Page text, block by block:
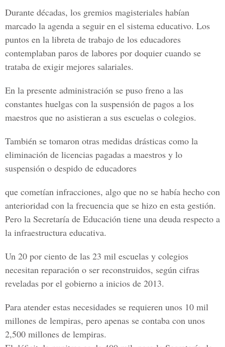
Durante décadas, los gremios magisteriales habían
marcado la agenda a seguir en el sistema educativo. Los
puntos en la libreta de trabajo de los educadores
contemplaban paros de labores por doquier cuando se
trataba de exigir mejores salariales.
En la presente administración se puso freno a las
constantes huelgas con la suspensión de pagos a los
maestros que no asistieran a sus escuelas o colegios.
También se tomaron otras medidas drásticas como la
eliminación de licencias pagadas a maestros y lo
suspensión o despido de educadores
que cometían infracciones, algo que no se había hecho con
anterioridad con la frecuencia que se hizo en esta gestión.
Pero la Secretaría de Educación tiene una deuda respecto a
la infraestructura educativa.
Un 20 por ciento de las 23 mil escuelas y colegios
necesitan reparación o ser reconstruidos, según cifras
reveladas por el gobierno a inicios de 2013.
Para atender estas necesidades se requieren unos 10 mil
millones de lempiras, pero apenas se contaba con unos
2,500 millones de lempiras.